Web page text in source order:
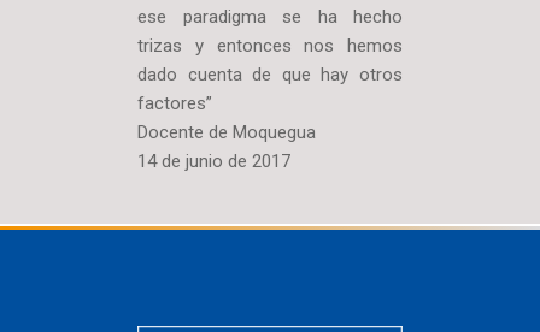
ese paradigma se ha hecho
trizas y entonces nos hemos
dado cuenta de que hay otros
factores”
Docente de Moquegua
14 de junio de 2017